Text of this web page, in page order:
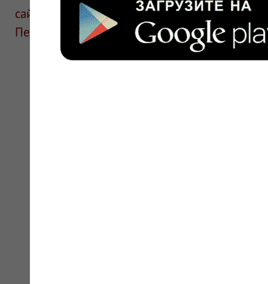
сайте для ознакомления и не является
Перед применением необходима